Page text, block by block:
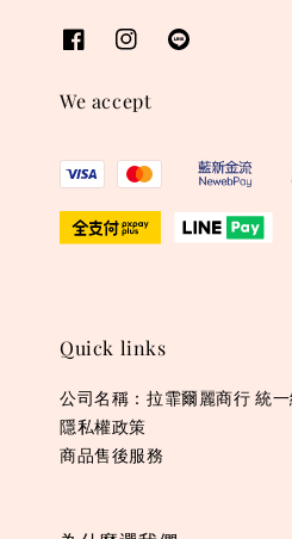
We accept
Quick links
公司名稱：拉霏爾麗商行 統一
隱私權政策
商品售後服務